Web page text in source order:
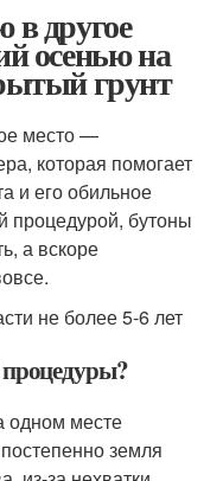
в другое
осенью на
грунт
место —
которая помогает
и его обильное
процедурой, бутоны
а вскоре
не более 5-6 лет
одном месте
земля